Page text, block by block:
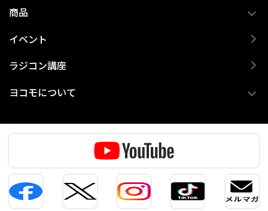
商品
イベント
ラジコン講座
ヨコモについて